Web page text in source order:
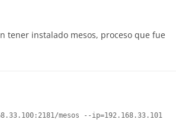
tener instalado mesos, proceso que fue